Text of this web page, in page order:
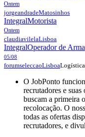
Ontem
jorgeandradeMatosinhos
IntegralMotorista
Ontem
claudiavilelaLisboa
IntegralOperador de
05/08
forumseleccaoLisboa
O JobPonto
recrutadores e
buscam a primeira
recolocação. O
todas as ofertas
recrutadores, e